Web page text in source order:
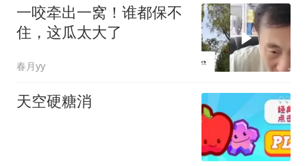
一咬牵出一窝！谁都保不
住，这瓜太大了
春月yy
天空硬糖消